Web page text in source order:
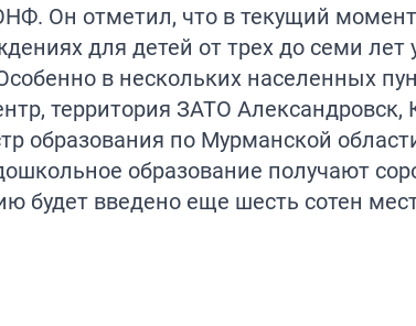
Он отметил, что в текущий
для детей от трех до семи
в нескольких населенных
территория ЗАТО
образования по Мурманской
образование получают
будет введено еще шесть сотен